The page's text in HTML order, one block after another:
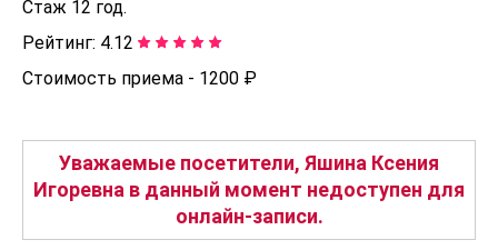
Стаж 12 год.
Рейтинг: 4.12
Стоимость приема - 1200 ₽
Уважаемые посетители, Яшина Ксения
Игоревна в данный момент недоступен для
онлайн-записи.